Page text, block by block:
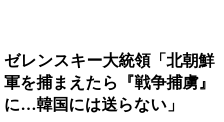
ゼレンスキー大統領「北朝鮮
軍を捕まえたら『戦争捕虜』
に…韓国には送らない」